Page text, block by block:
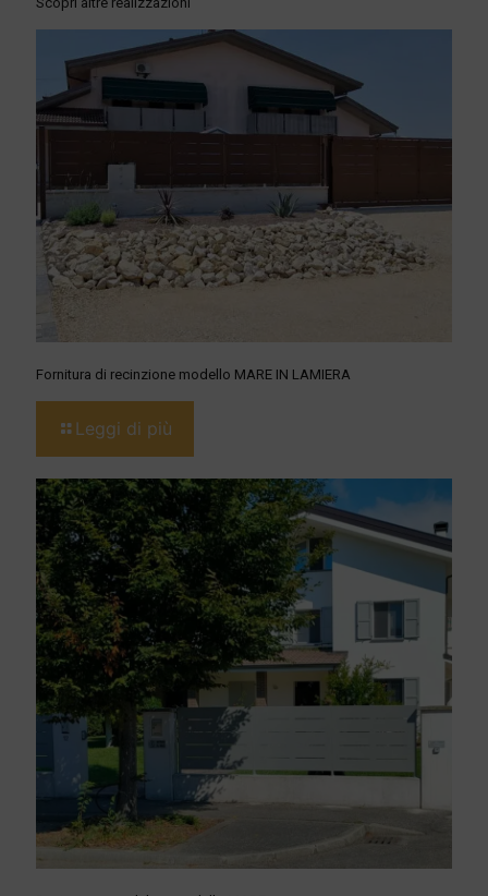
Fornitura di recinzione modello MARE IN LAMIERA
Leggi di più